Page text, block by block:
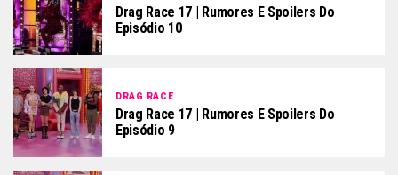
Drag Race 17 | Rumores E Spoilers Do
Episódio 10
DRAG RACE
Drag Race 17 | Rumores E Spoilers Do
Episódio 9